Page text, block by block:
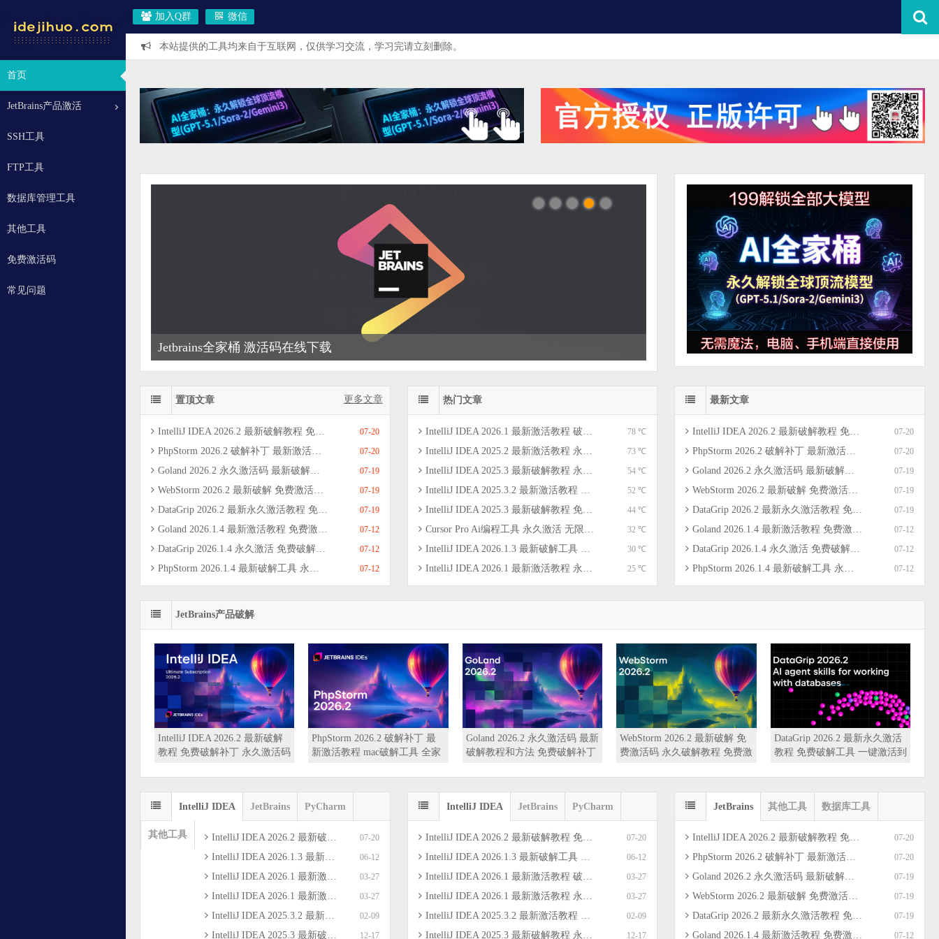
加入Q群 微信
首页
JetBrains产品激活
SSH工具
FTP工具
数据库管理工具
其他工具
免费激活码
常见问题
本站提供的工具均来自于互联网，仅供学习交流，学习完请立刻删除。
Jetbrains全家桶 激活码在线下载
更多文章
置顶文章
07-20
IntelliJ IDEA 2026.2 最新破解教程 免费破解补丁 永久激活码 免费教程 支持Mac/Win/Linux（亲测）
07-20
PhpStorm 2026.2 破解补丁 最新激活教程 mac破解工具 全家桶一键激活到2099（亲测）
07-19
Goland 2026.2 永久激活码 最新破解教程和方法 免费破解补丁工具 全家桶一键激活（亲测）
07-19
WebStorm 2026.2 最新破解 免费激活码 永久破解教程 免费激活补丁 全家桶激活（亲测）
07-19
DataGrip 2026.2 最新永久激活教程 免费破解工具 一键激活到2099（亲测）
07-12
Goland 2026.1.4 最新激活教程 免费激活码 破解工具 永久破解到2099教程
07-12
DataGrip 2026.1.4 永久激活 免费破解教程 一键激活工具 破解到2099
07-12
PhpStorm 2026.1.4 最新破解工具 永久激活教程 免费激活码 一键激活到2099
热门文章
78 ℃
IntelliJ IDEA 2026.1 最新激活教程 破解工具 离线全家桶激活 小白神器 亲测
73 ℃
IntelliJ IDEA 2025.2 最新激活教程 永久激活码 破解工具2099工具 亲测可用
54 ℃
IntelliJ IDEA 2025.3 最新破解教程 永久激活 插件激活助手 全家桶破解2099 亲测可用
52 ℃
IntelliJ IDEA 2025.3.2 最新激活教程 永久激活码 免费破解工具 支持插件
44 ℃
IntelliJ IDEA 2025.3 最新破解教程 免费激活码 永久激活工具 一键激活2099 亲测
32 ℃
Cursor Pro Ai编程工具 永久激活 无限续杯白嫖最高模型 免费下载 亲测可用
30 ℃
IntelliJ IDEA 2026.1.3 最新破解工具 激活教程 免费破解2099 一键激活 亲测
25 ℃
IntelliJ IDEA 2026.1 最新激活教程 永久激活码 免费破解工具 一键激活 亲测可用
最新文章
07-20
IntelliJ IDEA 2026.2 最新破解教程 免费破解补丁 永久激活码 免费教程 支持Mac/Win/Linux（亲测）
07-20
PhpStorm 2026.2 破解补丁 最新激活教程 mac破解工具 全家桶一键激活到2099（亲测）
07-19
Goland 2026.2 永久激活码 最新破解教程和方法 免费破解补丁工具 全家桶一键激活（亲测）
07-19
WebStorm 2026.2 最新破解 免费激活码 永久破解教程 免费激活补丁 全家桶激活（亲测）
07-19
DataGrip 2026.2 最新永久激活教程 免费破解工具 一键激活到2099（亲测）
07-12
Goland 2026.1.4 最新激活教程 免费激活码 破解工具 永久破解到2099教程
07-12
DataGrip 2026.1.4 永久激活 免费破解教程 一键激活工具 破解到2099
07-12
PhpStorm 2026.1.4 最新破解工具 永久激活教程 免费激活码 一键激活到2099
JetBrains产品破解
WebStorm 2026.2 最新破解 免
费激活码 永久破解教程 免费激
DataGrip 2026.2 最新永久激活
教程 免费破解工具 一键激活到
Goland 2026.1.4 最新激活教程
免费激活码 破解工具 永久破解
DataGrip 2026.1.4 永久激活 免
费破解教程 一键激活工具 破解
PhpStorm 2026.1.4 最新破解工
具 永久激活教程 免费激活码
全家桶
IntelliJ IDEA JetBrains PyCharm
其他工具 07-20
IntelliJ IDEA 2026.2 最新破解教程 免费破解补丁 永久激活码 免费教程 支持Mac/Win/Linux（亲测）
06-12
IntelliJ IDEA 2026.1.3 最新破解工具 激活教程 免费破解2099 一键激活 亲测
03-27
IntelliJ IDEA 2026.1 最新激活教程 破解工具 离线全家桶激活 小白神器 亲测
03-27
IntelliJ IDEA 2026.1 最新激活教程 永久激活码 免费破解工具 一键激活 亲测可用
02-09
IntelliJ IDEA 2025.3.2 最新激活教程 永久激活码 免费破解工具 支持插件
12-17
IntelliJ IDEA 2025.3 最新破解教程 永久激活 插件激活助手 全家桶破解2099 亲测可用
IntelliJ IDEA JetBrains PyCharm
07-20
IntelliJ IDEA 2026.2 最新破解教程 免费破解补丁 永久激活码 免费教程 支持Mac/Win/Linux（亲测）
06-12
IntelliJ IDEA 2026.1.3 最新破解工具 激活教程 免费破解2099 一键激活 亲测
03-27
IntelliJ IDEA 2026.1 最新激活教程 破解工具 离线全家桶激活 小白神器 亲测
03-27
IntelliJ IDEA 2026.1 最新激活教程 永久激活码 免费破解工具 一键激活 亲测可用
02-09
IntelliJ IDEA 2025.3.2 最新激活教程 永久激活码 免费破解工具 支持插件
12-17
IntelliJ IDEA 2025.3 最新破解教程 永久激活 插件激活助手 全家桶破解2099 亲测可用
JetBrains 其他工具 数据库工具
07-20
IntelliJ IDEA 2026.2 最新破解教程 免费破解补丁 永久激活码 免费教程 支持Mac/Win/Linux（亲测）
07-20
PhpStorm 2026.2 破解补丁 最新激活教程 mac破解工具 全家桶一键激活到2099（亲测）
07-19
Goland 2026.2 永久激活码 最新破解教程和方法 免费破解补丁工具 全家桶一键激活（亲测）
07-19
WebStorm 2026.2 最新破解 免费激活码 永久破解教程 免费激活补丁 全家桶激活（亲测）
07-19
DataGrip 2026.2 最新永久激活教程 免费破解工具 一键激活到2099（亲测）
07-12
Goland 2026.1.4 最新激活教程 免费激活码 破解工具 永久破解到2099教程